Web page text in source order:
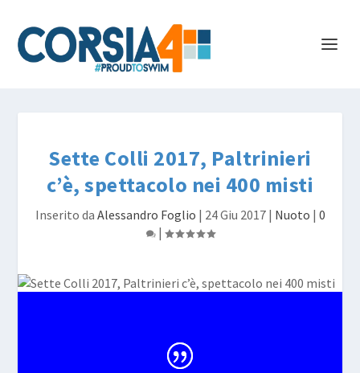
Sette Colli 2017, Paltrinieri
c’è, spettacolo nei 400 misti
Inserito da Alessandro Foglio | 24 Giu 2017| Nuoto | 0
|